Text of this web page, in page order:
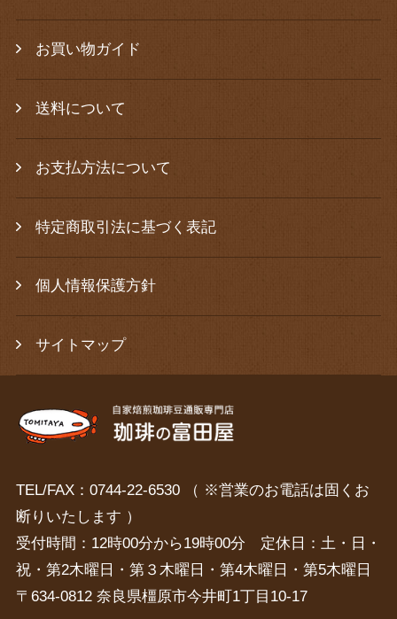
お買い物ガイド
送料について
お支払方法について
特定商取引法に基づく表記
個人情報保護方針
サイトマップ
TEL/FAX：0744-22-6530 （ ※営業のお電話は固くお
断りいたします ）
受付時間：12時00分から19時00分 定休日：土・日・
祝・第2木曜日・第３木曜日・第4木曜日・第5木曜日
〒634-0812 奈良県橿原市今井町1丁目10-17